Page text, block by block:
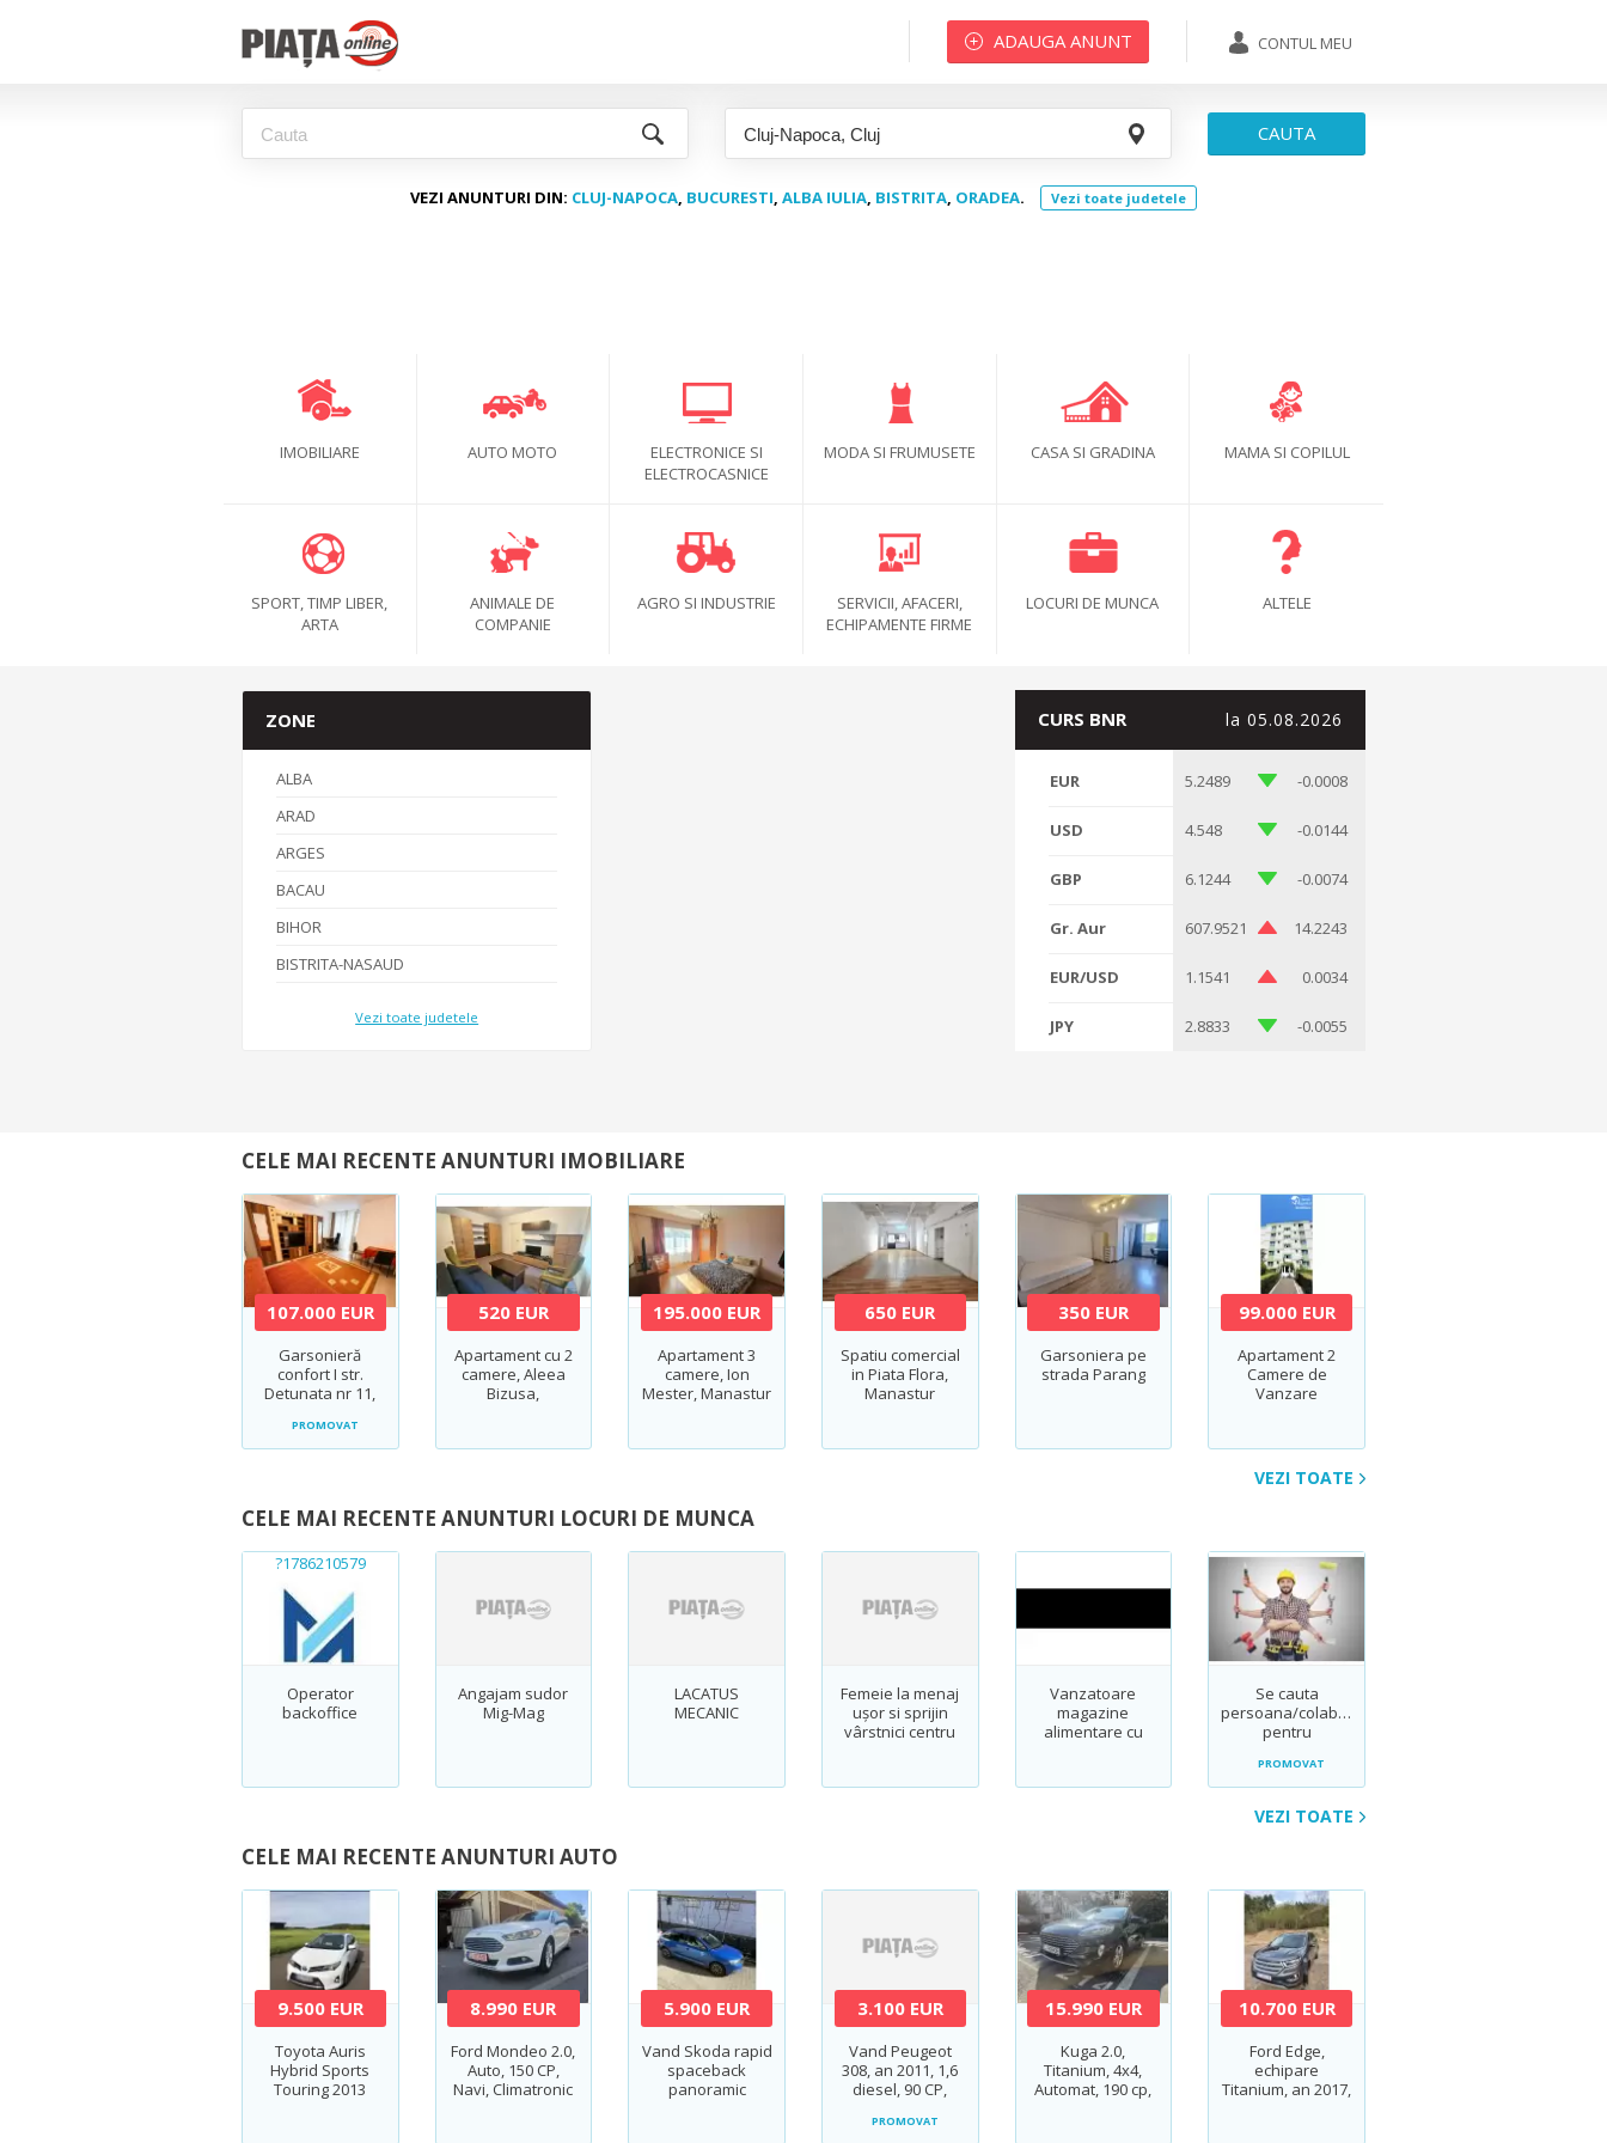
CONTUL MEU
ADAUGA ANUNT
CAUTA
VEZI ANUNTURI DIN: CLUJ-NAPOCA, BUCURESTI, ALBA IULIA, BISTRITA, ORADEA. Vezi toate judetele
IMOBILIARE AUTO MOTO
ELECTRONICE SI
ELECTROCASNICE
MODA SI FRUMUSETE CASA SI GRADINA MAMA SI COPILUL
SPORT, TIMP LIBER,
ARTA
ANIMALE DE
COMPANIE
AGRO SI INDUSTRIE
SERVICII, AFACERI,
ECHIPAMENTE FIRME
LOCURI DE MUNCA ALTELE
ZONE
ALBA
ARAD
ARGES
BACAU
BIHOR
BISTRITA-NASAUD
Vezi toate judetele
CURS BNR la 05.08.2026
EUR 5.2489 -0.0008
USD 4.548 -0.0144
GBP 6.1244 -0.0074
Gr. Aur 607.9521 14.2243
EUR/USD 1.1541 0.0034
JPY 2.8833 -0.0055
CELE MAI RECENTE ANUNTURI IMOBILIARE
107.000 EUR
Garsonieră
confort I str.
Detunata nr 11,
comision
PROMOVAT
520 EUR
Apartament cu 2
camere, Aleea
Bizusa,
195.000 EUR
Apartament 3
camere, Ion
Mester, Manastur
650 EUR
Spatiu comercial
in Piata Flora,
Manastur
350 EUR
Garsoniera pe
strada Parang
99.000 EUR
Apartament 2
Camere de
Vanzare
Exclusivitate |
Comision 0%
Cumparator
VEZI TOATE
CELE MAI RECENTE ANUNTURI LOCURI DE MUNCA
?1786210579
Operator
backoffice
Angajam sudor
Mig-Mag
LACATUS
MECANIC
Femeie la menaj
ușor si sprijin
vârstnici centru
Vanzatoare
magazine
alimentare cu
Se cauta
persoana/colaborare
pentru
cladire cu
program flexibil
PROMOVAT
VEZI TOATE
CELE MAI RECENTE ANUNTURI AUTO
9.500 EUR
Toyota Auris
Hybrid Sports
Touring 2013
8.990 EUR
Ford Mondeo 2.0,
Auto, 150 CP,
Navi, Climatronic
5.900 EUR
Vand Skoda rapid
spaceback
panoramic
3.100 EUR
Vand Peugeot
308, an 2011, 1,6
diesel, 90 CP,
EUR, stare foarte
PROMOVAT
15.990 EUR
Kuga 2.0,
Titanium, 4x4,
Automat, 190 cp,
10.700 EUR
Ford Edge,
echipare
Titanium, an 2017,